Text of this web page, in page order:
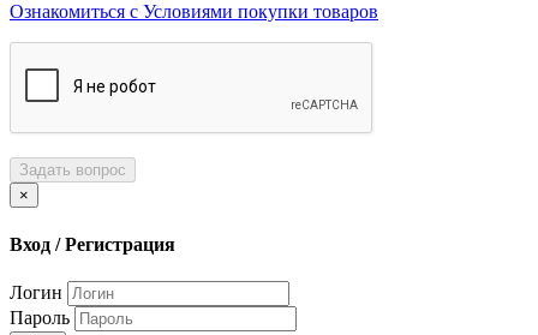
Ознакомиться с Условиями покупки товаров
Задать вопрос
×
Вход / Регистрация
Логин
Пароль